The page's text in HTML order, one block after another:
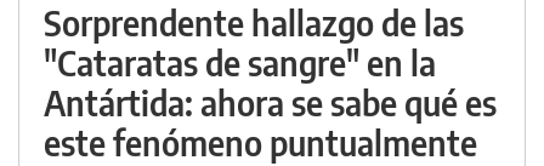
Sorprendente hallazgo de las
"Cataratas de sangre" en la
Antártida: ahora se sabe qué es
este fenómeno puntualmente